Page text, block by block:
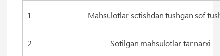
1 Mahsulotlar sotishdan tushgan sof
2 Sotilgan mahsulotlar tannarxi